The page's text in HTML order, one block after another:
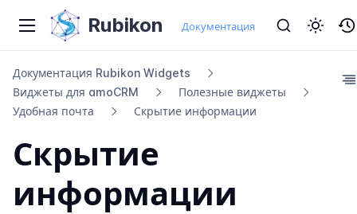
Rubikon Документация
Документация Rubikon Widgets
Виджеты для amo​CRM
Полезные виджеты
Удобная почта
Скрытие информации
Скрытие
информации